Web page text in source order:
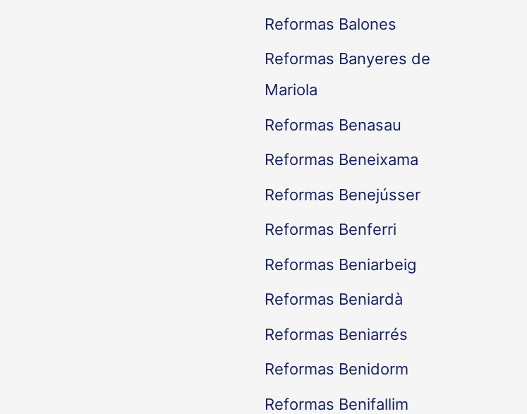
Reformas Balones
Reformas Banyeres de
Mariola
Reformas Benasau
Reformas Beneixama
Reformas Benejússer
Reformas Benferri
Reformas Beniarbeig
Reformas Beniardà
Reformas Beniarrés
Reformas Benidorm
Reformas Benifallim